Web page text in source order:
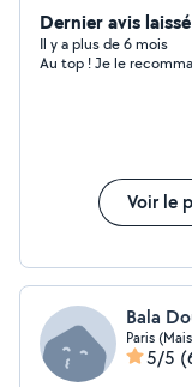
laisser votre
Dernier avis
Il y a plus de 6 mois
Au top ! Je le
Voir le
Bala
Paris
5/5